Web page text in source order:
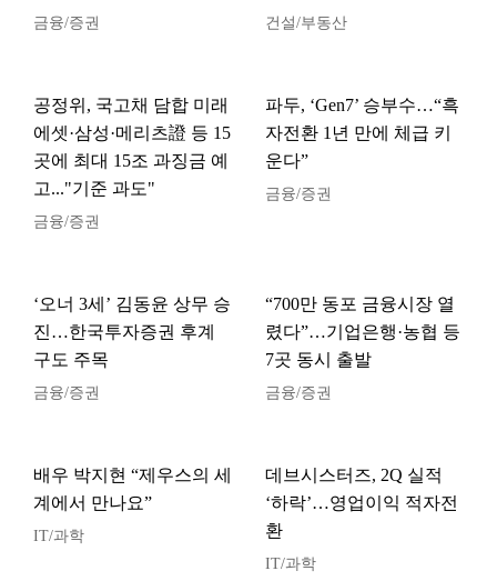
금융/증권 건설/부동산
공정위, 국고채 담합 미래
에셋·삼성·메리츠證 등 15
곳에 최대 15조 과징금 예
고..."기준 과도"
금융/증권
파두, ‘Gen7’ 승부수…“흑
자전환 1년 만에 체급 키
운다”
금융/증권
‘오너 3세’ 김동윤 상무 승
진…한국투자증권 후계
구도 주목
금융/증권
“700만 동포 금융시장 열
렸다”…기업은행·농협 등
7곳 동시 출발
금융/증권
배우 박지현 “제우스의 세
계에서 만나요”
IT/과학
데브시스터즈, 2Q 실적
‘하락’…영업이익 적자전
환
IT/과학